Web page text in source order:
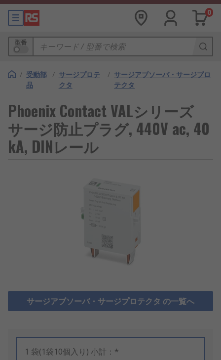
0
型番
/ 受動部
品
/ サージプロテ
クタ
/ サージアブソーバ・サージプロ
テクタ
Phoenix Contact VALシリーズ
サージ防止プラグ, 440V ac, 40
kA, DINレール
サージアブソーバ・サージプロテクタ の一覧へ
1 袋(1袋10個入り) 小計：*